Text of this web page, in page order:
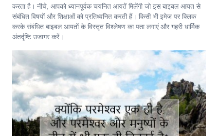
करता है। नीचे, आपको ध्यानपूर्वक चयनित आयतें मिलेंगी जो इस बाइबल आयत से
संबंधित विषयों और शिक्षाओं को प्रतिध्वनित करती हैं। किसी भी इमेज पर क्लिक
करके संबंधित बाइबल आयतों के विस्तृत विश्लेषण का पता लगाएं और गहरी धार्मिक
अंतर्दृष्टि उजागर करें।